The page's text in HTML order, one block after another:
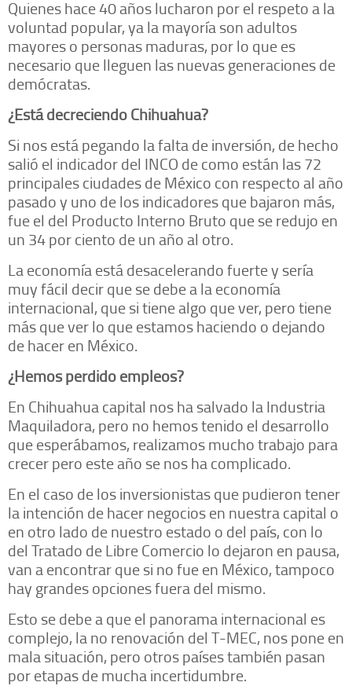
Quienes hace 40 años lucharon por el respeto a la
voluntad popular, ya la mayoría son adultos
mayores o personas maduras, por lo que es
necesario que lleguen las nuevas generaciones de
demócratas.
¿Está decreciendo Chihuahua?
Si nos está pegando la falta de inversión, de hecho
salió el indicador del INCO de como están las 72
principales ciudades de México con respecto al año
pasado y uno de los indicadores que bajaron más,
fue el del Producto Interno Bruto que se redujo en
un 34 por ciento de un año al otro.
La economía está desacelerando fuerte y sería
muy fácil decir que se debe a la economía
internacional, que si tiene algo que ver, pero tiene
más que ver lo que estamos haciendo o dejando
de hacer en México.
¿Hemos perdido empleos?
En Chihuahua capital nos ha salvado la Industria
Maquiladora, pero no hemos tenido el desarrollo
que esperábamos, realizamos mucho trabajo para
crecer pero este año se nos ha complicado.
En el caso de los inversionistas que pudieron tener
la intención de hacer negocios en nuestra capital o
en otro lado de nuestro estado o del país, con lo
del Tratado de Libre Comercio lo dejaron en pausa,
van a encontrar que si no fue en México, tampoco
hay grandes opciones fuera del mismo.
Esto se debe a que el panorama internacional es
complejo, la no renovación del T-MEC, nos pone en
mala situación, pero otros países también pasan
por etapas de mucha incertidumbre.